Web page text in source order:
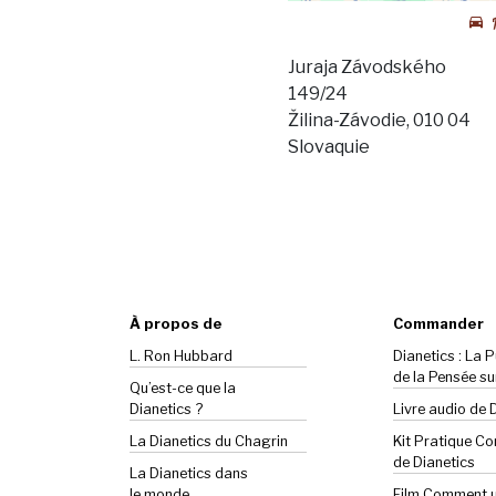
Juraja Závodského
149/24
Žilina-Závodie, 010 04
Slovaquie
À propos de
L. Ron Hubbard
Qu’est-ce que la
Dianetics ?
La Dianetics du Chagrin
La Dianetics dans
Commander
Dianetics : La
de la Pensée
Livre audio de
Kit Pratique
de Dianetics